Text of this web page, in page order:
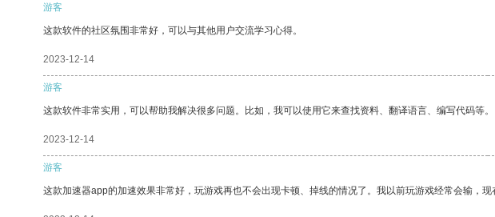
游客
这款软件的社区氛围非常好，可以与其他用户交流学习心得。
2023-12-14
游客
这款软件非常实用，可以帮助我解决很多问题。比如，我可以使用它来查找资料、翻译语言、编写代码等。
2023-12-14
游客
这款加速器app的加速效果非常好，玩游戏再也不会出现卡顿、掉线的情况了。我以前玩游戏经常会输，现